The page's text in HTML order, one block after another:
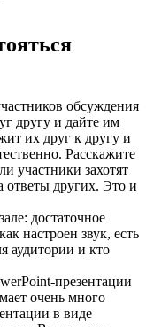
обсуждения
другу и дайте им
их друг к другу и
Расскажите
участники захотят
ответы других. Это и
достаточное
настроен звук, есть
аудитории и кто
презентации
очень много
в виде